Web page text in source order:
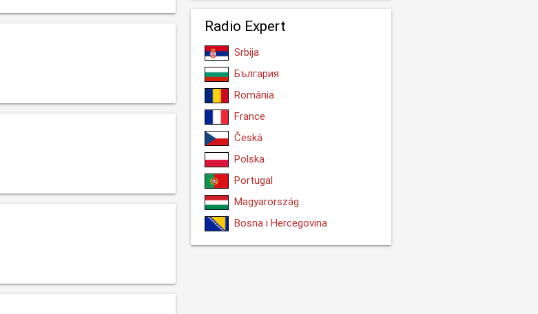
Radio Expert
Srbija
България
România
France
Česká
Polska
Portugal
Magyarország
Bosna i Hercegovina